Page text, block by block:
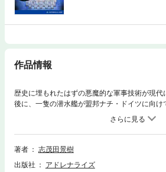
作品情報
歴史に埋もれたはずの悪魔的な軍事技術が現
後に、一隻の潜水艦が盟邦ナチ・ドイツに向
軍特一養成部によって招集された四十余名の天
界大戦は日・独の敗北に終わり、三十五年の
員・加治繁は職を辞して日本に帰国し、流行
ベッドを共にしたが、その時、失踪した夫の久
旧日本軍の命令により特命を受けた少年兵たち
著者
志茂田景樹
出版社
アドレナライズ